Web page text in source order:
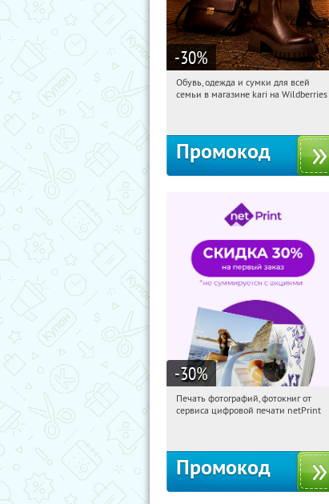
-30%
08:25:41 Получили:
Обувь, одежда и сумки для всей
семьи в магазине kari на Wildberries
Промокод
-30%
08:25:41 Получили:
Печать фотографий, фотокниг от
сервиса цифровой печати netPrint
Промокод